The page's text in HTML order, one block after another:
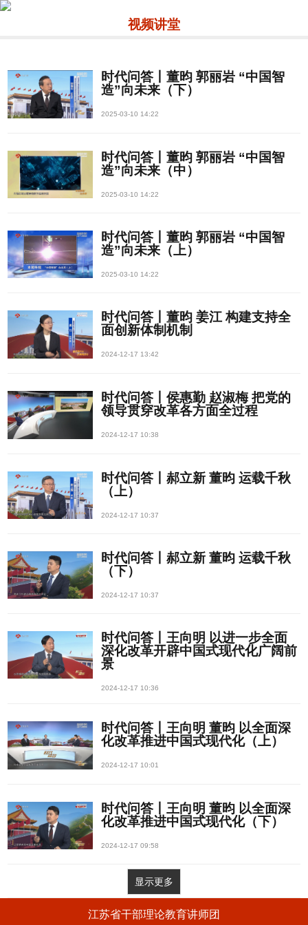
视频讲堂
时代问答丨董昀 郭丽岩 “中国智
造”向未来（下）
2025-03-10 14:22
时代问答丨董昀 郭丽岩 “中国智
造”向未来（中）
2025-03-10 14:22
时代问答丨董昀 郭丽岩 “中国智
造”向未来（上）
2025-03-10 14:22
时代问答丨董昀 姜江 构建支持全
面创新体制机制
2024-12-17 13:42
时代问答丨侯惠勤 赵淑梅 把党的
领导贯穿改革各方面全过程
2024-12-17 10:38
时代问答丨郝立新 董昀 运载千秋
（上）
2024-12-17 10:37
时代问答丨郝立新 董昀 运载千秋
（下）
2024-12-17 10:37
时代问答丨王向明 以进一步全面
深化改革开辟中国式现代化广阔前
景
2024-12-17 10:36
时代问答丨王向明 董昀 以全面深
化改革推进中国式现代化（上）
2024-12-17 10:01
时代问答丨王向明 董昀 以全面深
化改革推进中国式现代化（下）
2024-12-17 09:58
显示更多
江苏省干部理论教育讲师团